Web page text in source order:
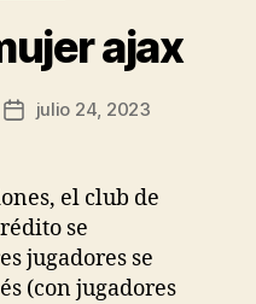
ajax
Fecha
entrada
julio 24, 2023
el club de
se
jugadores se
(con jugadores